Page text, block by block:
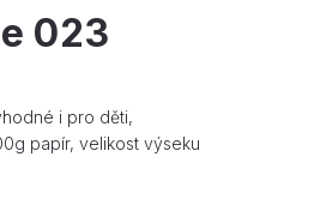
023
i pro děti,
papír, velikost výseku